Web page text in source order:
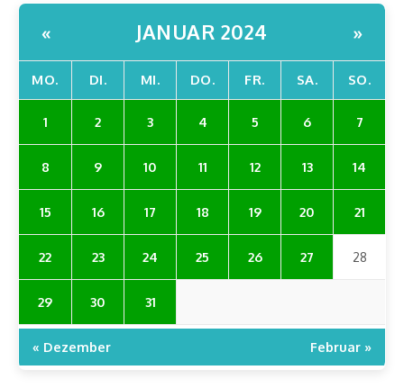
« JANUAR 2024 »
MO. DI. MI. DO. FR. SA. SO.
1 2 3 4 5 6 7
8 9 10 11 12 13 14
15 16 17 18 19 20 21
22 23 24 25 26 27 28
29 30 31
« Dezember Februar »